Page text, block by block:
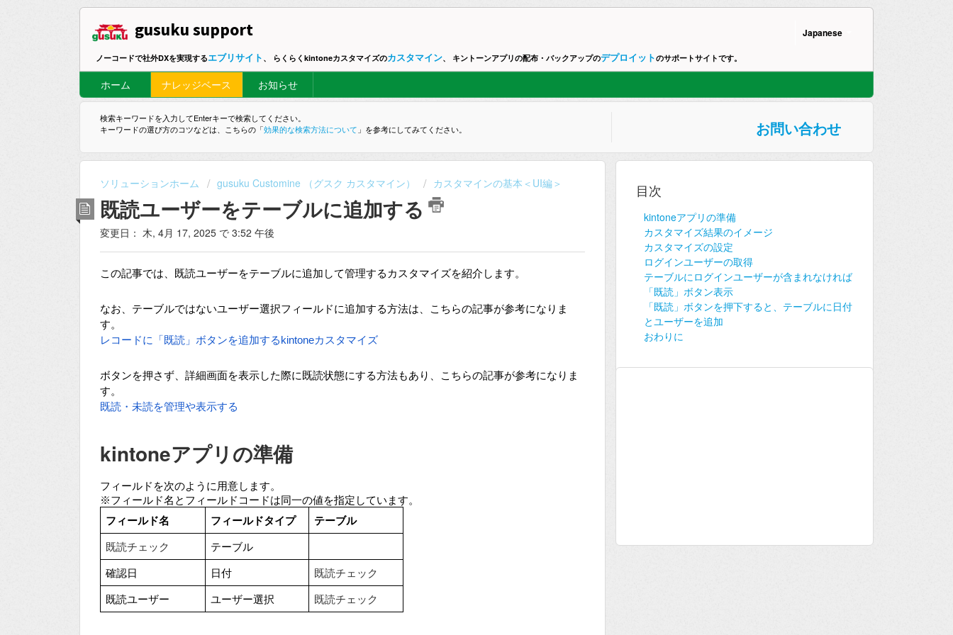
gusuku support
ノーコードで社外DXを実現するエブリサイト 、 らくらくkintoneカスタマイズのカスタマイン、 キントーンアプリの配布・バックアップのデプロイットのサポートサイトです。
Japanese
ホーム ナレッジベース お知らせ
検索キーワードを入力してEnterキーで検索してください。
キーワードの選び方のコツなどは、こちらの「効果的な検索方法について 」を参考にしてみてください。 お問い合わせ
ソリューションホーム gusuku Customine （グスク カスタマイン） カスタマインの基本＜UI編＞
既読ユーザーをテーブルに追加する
変更日： 木, 4月 17, 2025 で 3:52 午後
この記事では、既読ユーザーをテーブルに追加して管理するカスタマイズを紹介します。
なお、テーブルではないユーザー選択フィールドに追加する方法は、こちらの記事が参考になりま
す。
レコードに「既読」ボタンを追加するkintoneカスタマイズ
ボタンを押さず、詳細画面を表示した際に既読状態にする方法もあり、こちらの記事が参考になりま
す。
既読・未読を管理や表示する
kintoneアプリの準備
フィールドを次のように用意します。
※フィールド名とフィールドコードは同一の値を指定しています。
フィールド名
フィールドタイプ テーブル
既読チェック テーブル
確認日 日付 既読チェック
既読ユーザー ユーザー選択 既読チェック
目次
kintoneアプリの準備
カスタマイズ結果のイメージ
カスタマイズの設定
ログインユーザーの取得
テーブルにログインユーザーが含まれなければ
「既読」ボタン表示
「既読」ボタンを押下すると、テーブルに日付
とユーザーを追加
おわりに